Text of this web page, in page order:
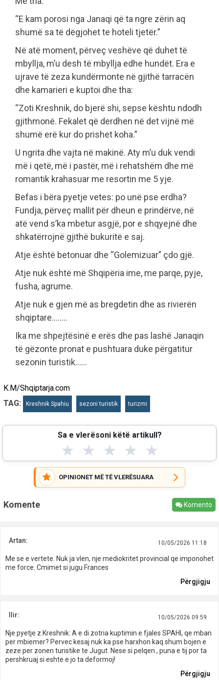
“E kam porosi nga Janaqi që ta ngre zërin aq
shumë sa të dëgjohet te hoteli tjetër.”
Në atë moment, përveç veshëve që duhet të
mbyllja, m’u desh të mbyllja edhe hundët. Era e
ujrave të zeza kundërmonte në gjithë tarracën
dhe kamarieri e kuptoi dhe tha:
“Zoti Kreshnik, do bjerë shi, sepse kështu ndodh
gjithmonë. Fekalet që derdhen në det vijnë më
shumë erë kur do prishet koha.”
U ngrita dhe vajta në makinë. Aty m’u duk vendi
më i qetë, më i pastër, më i rehatshëm dhe më
romantik krahasuar me resortin me 5 yje.
Befas i bëra pyetje vetes: po unë pse erdha?
Fundja, përveç mallit për dheun e prindërve, në
atë vend s’ka mbetur asgjë, por e shqyejnë dhe
shkatërrojnë gjithë bukuritë e saj.
Atje është betonuar dhe “Golemizuar” çdo gjë.
Atje nuk është më Shqipëria ime, me parqe, pyje,
fusha, agrume.
Atje nuk e gjen më as bregdetin dhe as rivierën
shqiptare……..
Ika me shpejtësinë e erës dhe pas lashë Janaqin
të gëzonte pronat e pushtuara duke përgatitur
sezonin turistik……
K.M/Shqiptarja.com
TAG:
Kreshnik Spahiu sezoni turistik turizmi
Sa e vlerësoni këtë artikull?
★ ★ ★ ★ ★
OPINIONET MË TË VLERËSUARA
Komente Komento
Artan: 10/05/2026 11:18
Me se e vertete. Nuk ja vlen, nje mediokritet provincial qe imponohet
me force. Cmimet si jugu Frances
Përgjigju
Ilir: 10/05/2026 09:59
Nje pyetje z.Kreshnik: A e di zotria kuptimin e fjales SPAHI, qe mban
per mbiemer? Pervec kesaj nuk ka pse harxhon kaq shum bojen e
zeze per zonen turistike te Jugut. Nese si pelqen , puna e tij por ta
pershkruaj si eshte e jo ta deformoj!
Përgjigju